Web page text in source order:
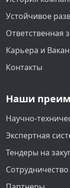
Устойчивое
Ответственная
Карьера и
Контакты
Наши
Научно-
Экспертная
Тендеры на
Сотрудничество